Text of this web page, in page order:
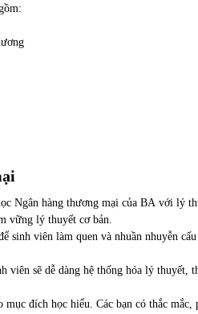
Ngân hàng thương mại của BA với lý
vững lý thuyết cơ bản.
sinh viên làm quen và nhuần nhuyễn
sẽ dễ dàng hệ thống hóa lý thuyết,
đích học hiểu. Các bạn có thắc mắc,